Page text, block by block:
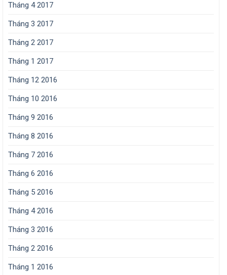
Tháng 4 2017
Tháng 3 2017
Tháng 2 2017
Tháng 1 2017
Tháng 12 2016
Tháng 10 2016
Tháng 9 2016
Tháng 8 2016
Tháng 7 2016
Tháng 6 2016
Tháng 5 2016
Tháng 4 2016
Tháng 3 2016
Tháng 2 2016
Tháng 1 2016